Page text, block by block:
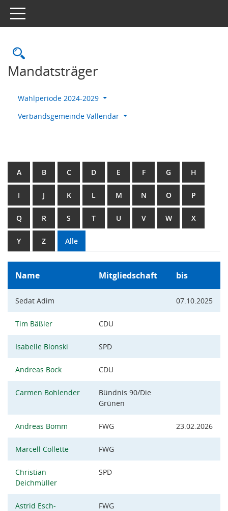
Toggle navigation
Rechercheauswahl
Mandatsträger
Wahlperiode 2024-2029
Verbandsgemeinde Vallendar
A B C D E F G H
I J K L M N O P
Q R S T U V W X
Y Z Alle
Name Mitgliedschaft bis
Sedat Adim 07.10.2025
Tim Bäßler CDU
Isabelle Blonski SPD
Andreas Bock CDU
Carmen Bohlender
Bündnis 90/Die
Grünen
Andreas Bomm FWG 23.02.2026
Marcell Collette FWG
Christian
Deichmüller
SPD
Astrid Esch-
FWG